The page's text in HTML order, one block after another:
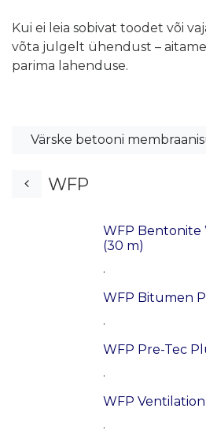
Kui ei leia sobivat toodet või
võta julgelt ühendust –
parima lahenduse.
Värske betooni
WFP
WFP Bentonite
(30 m)
.
WFP Bitumen
.
WFP Pre-Tec
.
WFP
.